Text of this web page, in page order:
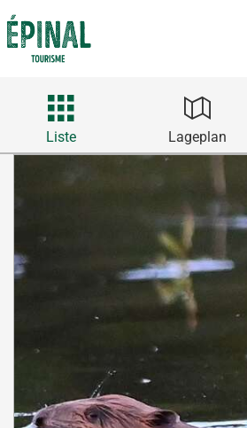
Liste Lageplan